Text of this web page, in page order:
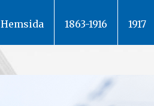
Hemsida 1863-1916 1917